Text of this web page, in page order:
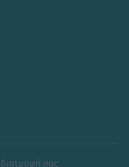
σας